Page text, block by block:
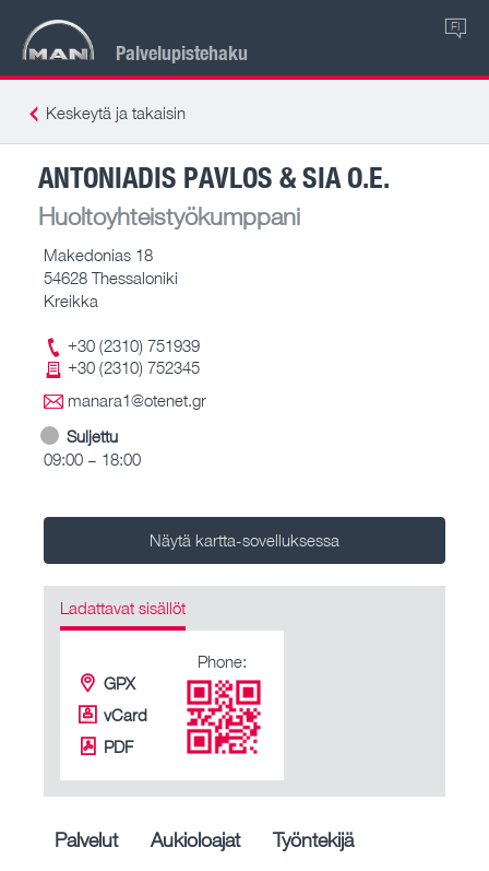
Palvelupistehaku
FI
Keskeytä ja takaisin
ANTONIADIS PAVLOS & SIA O.E.
Huoltoyhteistyökumppani
Makedonias 18
54628 Thessaloniki
Kreikka
+30 (2310) 751939
+30 (2310) 752345
manara1@otenet.gr
Suljettu
09:00 – 18:00
Näytä kartta-sovelluksessa
Ladattavat sisällöt
GPX
vCard
PDF
Phone:
Palvelut Aukioloajat Työntekijä